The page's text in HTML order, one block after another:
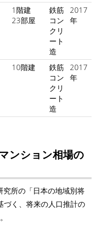
1階建
23部屋
鉄筋
コン
クリ
ート
造
2017
年
10階建
鉄筋
コン
クリ
ート
造
2017
年
ンション相場の
所の「日本の地域別将
づく、将来の人口推計の